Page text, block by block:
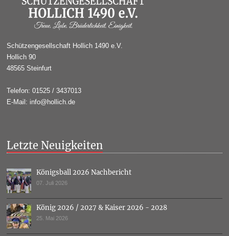
Schützengesellschaft Hollich 1490 e.V.
Hollich 90
48565 Steinfurt
Telefon: 01525 / 3437013
E-Mail: info@hollich.de
Letzte Neuigkeiten
Königsball 2026 Nachbericht
07. Juli 2026
König 2026 / 2027 & Kaiser 2026 - 2028
25. Mai 2026